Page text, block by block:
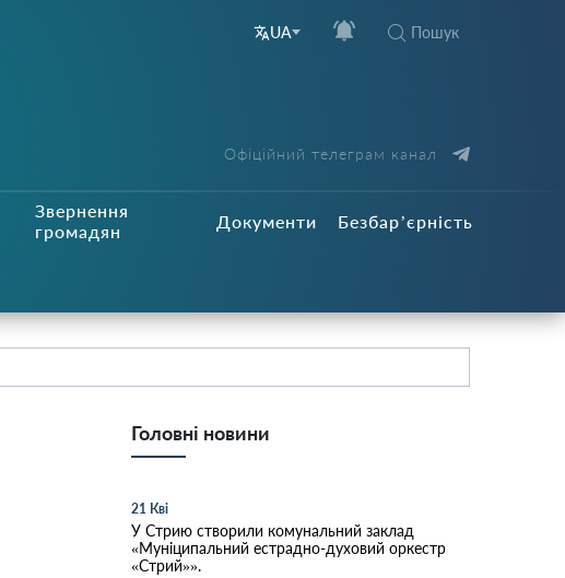
UA Пошук
Офіційний телеграм канал
Звернення
громадян
Документи Безбар’єрність
Головні новини
21 Кві
У Стрию створили комунальний заклад
«Муніципальний естрадно-духовий оркестр
«Стрий»».